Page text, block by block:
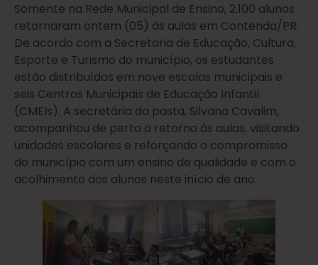
Somente na Rede Municipal de Ensino, 2.100 alunos
retornaram ontem (05) às aulas em Contenda/PR.
De acordo com a Secretaria de Educação, Cultura,
Esporte e Turismo do município, os estudantes
estão distribuídos em nove escolas municipais e
seis Centros Municipais de Educação Infantil
(CMEIs). A secretária da pasta, Silvana Cavalim,
acompanhou de perto o retorno às aulas, visitando
unidades escolares e reforçando o compromisso
do município com um ensino de qualidade e com o
acolhimento dos alunos neste início de ano.